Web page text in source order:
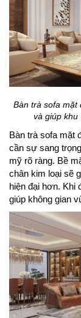
Bàn trà sofa mặt
và giúp khu
Bàn trà sofa mặt
cần sự sang
mỹ rõ ràng. Bề
chân kim loại sẽ
hiện đại hơn. Khi
giúp không gian